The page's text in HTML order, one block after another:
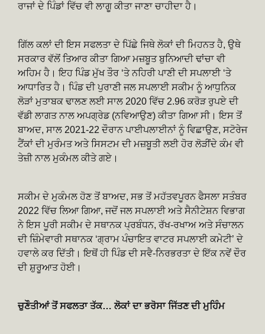
ਰਾਜਾਂ ਦੇ ਪਿੰਡਾਂ ਵਿੱਚ ਵੀ ਲਾਗੂ ਕੀਤਾ ਜਾਣਾ ਚਾਹੀਦਾ ਹੈ।
ਗਿੱਲ ਕਲਾਂ ਦੀ ਇਸ ਸਫਲਤਾ ਦੇ ਪਿੱਛੇ ਜਿਥੇ ਲੋਕਾਂ ਦੀ ਮਿਹਨਤ ਹੈ, ਉਥੇ
ਸਰਕਾਰ ਵੱਲੋਂ ਤਿਆਰ ਕੀਤਾ ਗਿਆ ਮਜ਼ਬੂਤ ਬੁਨਿਆਦੀ ਢਾਂਚਾ ਵੀ
ਅਹਿਮ ਹੈ। ਇਹ ਪਿੰਡ ਮੁੱਖ ਤੌਰ ‘ਤੇ ਨਹਿਰੀ ਪਾਣੀ ਦੀ ਸਪਲਾਈ ‘ਤੇ
ਆਧਾਰਿਤ ਹੈ। ਪਿੰਡ ਦੀ ਪੁਰਾਣੀ ਜਲ ਸਪਲਾਈ ਸਕੀਮ ਨੂੰ ਆਧੁਨਿਕ
ਲੋੜਾਂ ਮੁਤਾਬਕ ਢਾਲਣ ਲਈ ਸਾਲ 2020 ਵਿੱਚ 2.96 ਕਰੋੜ ਰੁਪਏ ਦੀ
ਵੱਡੀ ਲਾਗਤ ਨਾਲ ਅਪਗ੍ਰੇਡ (ਨਵਿਆਉਣ) ਕੀਤਾ ਗਿਆ ਸੀ। ਇਸ ਤੋਂ
ਬਾਅਦ, ਸਾਲ 2021-22 ਦੌਰਾਨ ਪਾਈਪਲਾਈਨਾਂ ਨੂੰ ਵਿਛਾਉਣ, ਸਟੋਰੇਜ
ਟੈਂਕਾਂ ਦੀ ਮੁਰੰਮਤ ਅਤੇ ਸਿਸਟਮ ਦੀ ਮਜ਼ਬੂਤੀ ਲਈ ਹੋਰ ਲੋੜੀਂਦੇ ਕੰਮ ਵੀ
ਤੇਜ਼ੀ ਨਾਲ ਮੁਕੰਮਲ ਕੀਤੇ ਗਏ।
ਸਕੀਮ ਦੇ ਮੁਕੰਮਲ ਹੋਣ ਤੋਂ ਬਾਅਦ, ਸਭ ਤੋਂ ਮਹੱਤਵਪੂਰਨ ਫੈਸਲਾ ਸਤੰਬਰ
2022 ਵਿੱਚ ਲਿਆ ਗਿਆ, ਜਦੋਂ ਜਲ ਸਪਲਾਈ ਅਤੇ ਸੈਨੀਟੇਸ਼ਨ ਵਿਭਾਗ
ਨੇ ਇਸ ਪੂਰੀ ਸਕੀਮ ਦੇ ਸਥਾਨਕ ਪ੍ਰਬੰਧਨ, ਰੱਖ-ਰਖਾਅ ਅਤੇ ਸੰਚਾਲਨ
ਦੀ ਜ਼ਿੰਮੇਵਾਰੀ ਸਥਾਨਕ ‘ਗ੍ਰਾਮ ਪੰਚਾਇਤ ਵਾਟਰ ਸਪਲਾਈ ਕਮੇਟੀ’ ਦੇ
ਹਵਾਲੇ ਕਰ ਦਿੱਤੀ। ਇਥੋਂ ਹੀ ਪਿੰਡ ਦੀ ਸਵੈ-ਨਿਰਭਰਤਾ ਦੇ ਇੱਕ ਨਵੇਂ ਦੌਰ
ਦੀ ਸ਼ੁਰੂਆਤ ਹੋਈ।
ਚੁਣੌਤੀਆਂ ਤੋਂ ਸਫਲਤਾ ਤੱਕ… ਲੋਕਾਂ ਦਾ ਭਰੋਸਾ ਜਿੱਤਣ ਦੀ ਮੁਹਿੰਮ